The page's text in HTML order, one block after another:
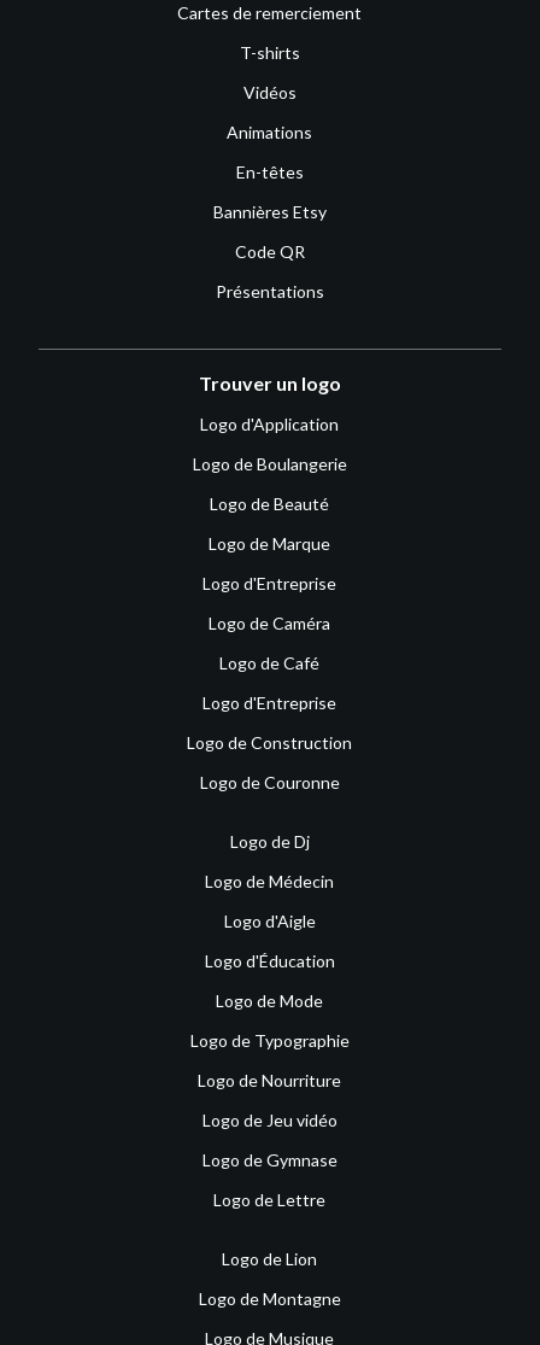
Cartes de remerciement
T-shirts
Vidéos
Animations
En-têtes
Bannières Etsy
Code QR
Présentations
Trouver un logo
Logo d'Application
Logo de Boulangerie
Logo de Beauté
Logo de Marque
Logo d'Entreprise
Logo de Caméra
Logo de Café
Logo d'Entreprise
Logo de Construction
Logo de Couronne
Logo de Dj
Logo de Médecin
Logo d'Aigle
Logo d'Éducation
Logo de Mode
Logo de Typographie
Logo de Nourriture
Logo de Jeu vidéo
Logo de Gymnase
Logo de Lettre
Logo de Lion
Logo de Montagne
Logo de Musique